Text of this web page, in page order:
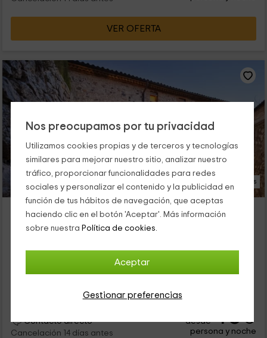
Nos preocupamos por tu privacidad
Utilizamos cookies propias y de terceros y tecnologías
similares para mejorar nuestro sitio, analizar nuestro
tráfico, proporcionar funcionalidades para redes
sociales y personalizar el contenido y la publicidad en
función de tus hábitos de navegación, que aceptas
haciendo clic en el botón 'Aceptar'. Más información
sobre nuestra Política de cookies.
Aceptar
Gestionar preferencias
VER OFERTA
27 Fotos
Casa Pairal Espasa
Alojamiento ubicado a 2.5km de Pira
0 opiniones
Contacto directo
Cancelación 14 días antes
desde40€
persona y noche